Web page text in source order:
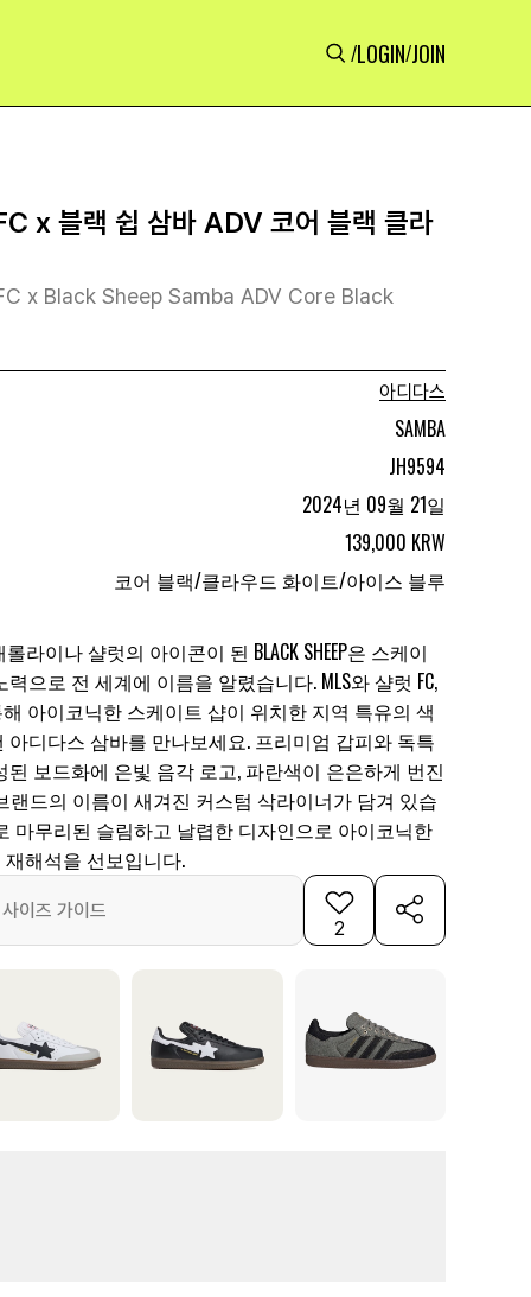
/LOGIN/JOIN
x 블랙 쉽 삼바 ADV 코어 블랙 클라
x Black Sheep Samba ADV Core Black
아디다스
SAMBA
JH9594
2024년 09월 21일
139,000 KRW
코어 블랙/클라우드 화이트/아이스 블루
라이나 샬럿의 아이콘이 된 BLACK SHEEP은 스케이
으로 전 세계에 이름을 알렸습니다. MLS와 샬럿 FC,
해 아이코닉한 스케이트 샵이 위치한 지역 특유의 색
디다스 삼바를 만나보세요. 프리미엄 갑피와 독특
보드화에 은빛 음각 로고, 파란색이 은은하게 번진
랜드의 이름이 새겨진 커스텀 삭라이너가 담겨 있습
마무리된 슬림하고 날렵한 디자인으로 아이코닉한
재해석을 선보입니다.
사이즈 가이드
2